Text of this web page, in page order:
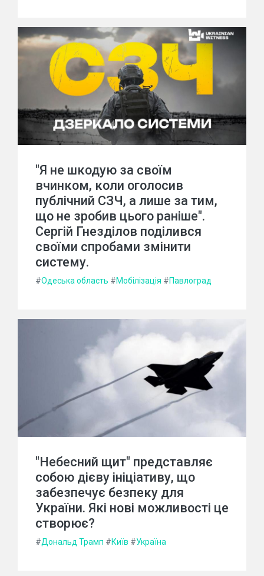
"Я не шкодую за своїм
вчинком, коли оголосив
публічний СЗЧ, а лише за тим,
що не зробив цього раніше".
Сергій Гнезділов поділився
своїми спробами змінити
систему.
#Одеська область #Мобілізація #Павлоград
"Небесний щит" представляє
собою дієву ініціативу, що
забезпечує безпеку для
України. Які нові можливості це
створює?
#Дональд Трамп #Київ #Україна